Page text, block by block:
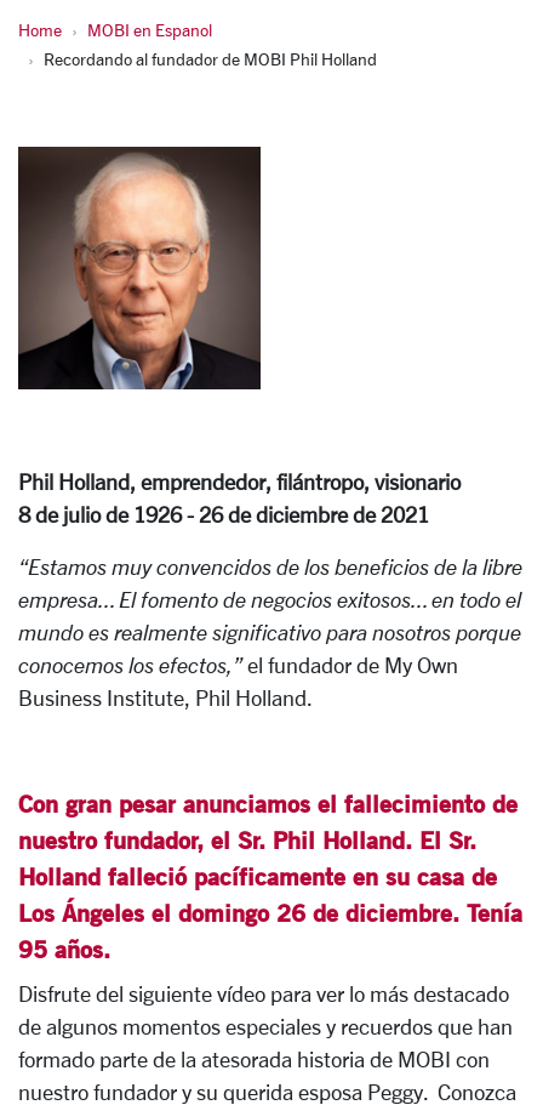
Home
MOBI en Espanol
Recordando al fundador de MOBI Phil Holland
Phil Holland, emprendedor, filántropo, visionario
8 de julio de 1926 - 26 de diciembre de 2021
“Estamos muy convencidos de los beneficios de la libre
empresa... El fomento de negocios exitosos... en todo el
mundo es realmente significativo para nosotros porque
conocemos los efectos,”el fundador de My Own
Business Institute, Phil Holland.
Con gran pesar anunciamos el fallecimiento de
nuestro fundador, el Sr. Phil Holland. El Sr.
Holland falleció pacíficamente en su casa de
Los Ángeles el domingo 26 de diciembre. Tenía
95 años.
Disfrute del siguiente vídeo para ver lo más destacado
de algunos momentos especiales y recuerdos que han
formado parte de la atesorada historia de MOBI con
nuestro fundador y su querida esposa Peggy. Conozca